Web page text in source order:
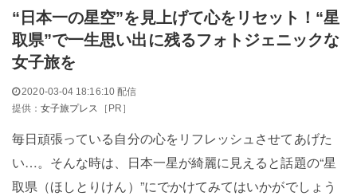
“日本一の星空”を見上げて心をリセット！“星
取県”で一生思い出に残るフォトジェニックな
女子旅を
2020-03-04 18:16:10 配信
提供：女子旅プレス ［PR］
毎日頑張っている自分の心をリフレッシュさせてあげた
い…。そんな時は、日本一星が綺麗に見えると話題の“星
取県（ほしとりけん）”にでかけてみてはいかがでしょう